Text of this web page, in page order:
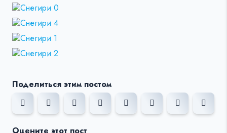
Поделиться этим постом